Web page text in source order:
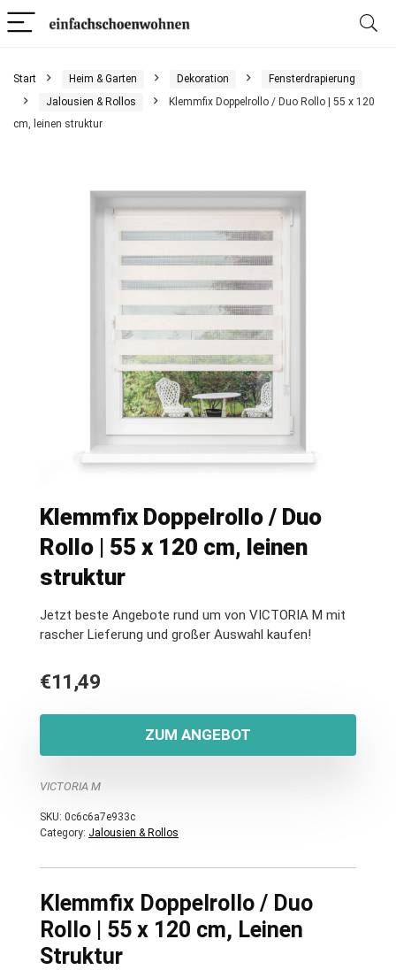
Start Heim & Garten Dekoration
Fensterdrapierung
Jalousien & Rollos
Klemmfix Doppelrollo / Duo Rollo | 55 x 120
cm, leinen struktur
Klemmfix Doppelrollo / Duo
Rollo | 55 x 120 cm, leinen
struktur
Jetzt beste Angebote rund um von VICTORIA M mit
rascher Lieferung und großer Auswahl kaufen!
€11,49
ZUM ANGEBOT
VICTORIA M
SKU: 0c6c6a7e933c
Category: Jalousien & Rollos
Klemmfix Doppelrollo / Duo
Rollo | 55 x 120 cm, Leinen
Struktur